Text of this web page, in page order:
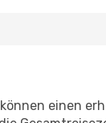
einen